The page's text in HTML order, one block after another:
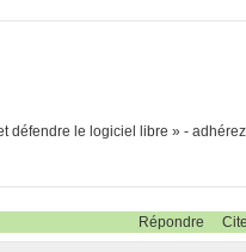
défendre le logiciel libre » -
Répondre